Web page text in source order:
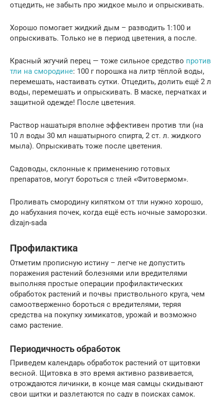
отцедить, не забыть про жидкое мыло и опрыскивать.
Хорошо помогает жидкий дым – разводить 1:100 и
опрыскивать. Только не в период цветения, а после.
Красный жгучий перец — тоже сильное средство против
тли на смородине: 100 г порошка на литр тёплой воды,
перемешать, настаивать сутки. Отцедить, долить ещё 2 л
воды, перемешать и опрыскивать. В маске, перчатках и
защитной одежде! После цветения.
Раствор нашатыря вполне эффективен против тли (на
10 л воды 30 мл нашатырного спирта, 2 ст. л. жидкого
мыла). Опрыскивать тоже после цветения.
Садоводы, склонные к применению готовых
препаратов, могут бороться с тлей «Фитовермом».
Проливать смородину кипятком от тли нужно хорошо,
до набухания почек, когда ещё есть ночные заморозки.
dizajn-sada
Профилактика
Отметим прописную истину – легче не допустить
поражения растений болезнями или вредителями
выполняя простые операции профилактических
обработок растений и почвы приствольного круга, чем
самоотверженно бороться с вредителями, теряя
средства на покупку химикатов, урожай и возможно
само растение.
Периодичность обработок
Приведем календарь обработок растений от щитовки
весной. Щитовка в это время активно развивается,
отрождаются личинки, в конце мая самцы скидывают
свои щитки и разлетаются по саду в поисках самок.